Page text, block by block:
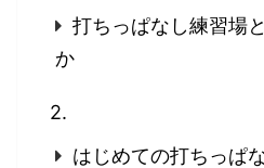
打ちっぱなし練習場
か
はじめての打ちっぱ